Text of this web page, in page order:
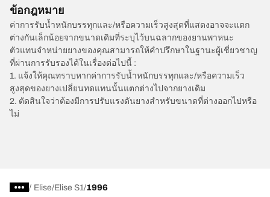
ข้อกฎหมาย
ค่าการรับน้ำหนักบรรทุกและ/หรือความเร็วสูงสุดที่แสดงอาจจะแตก
ต่างกันเล็กน้อยจากขนาดเดิมที่ระบุไว้บนฉลากของยานพาหนะ
ตัวแทนจำหน่ายยางของคุณสามารถให้คำปรึกษาในฐานะผู้เชี่ยวชาญ
ที่ผ่านการรับรองได้ในเรื่องต่อไปนี้ :
1. แจ้งให้คุณทราบหากค่าการรับน้ำหนักบรรทุกและ/หรือความเร็ว
สูงสุดของยางเปลี่ยนทดแทนนั้นแตกต่างไปจากยางเดิม
2. ตัดสินใจว่าต้องมีการปรับแรงดันยางสำหรับขนาดที่ต่างออกไปหรือ
ไม่
/ Elise Elise S1 1996